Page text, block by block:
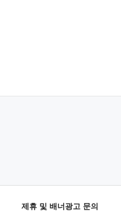
제휴 및 배너광고 문의